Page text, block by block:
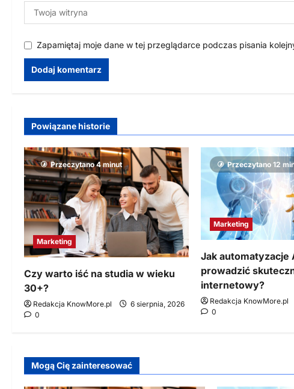
Zapamiętaj moje dane w tej przeglądarce podczas pisania
Powiązane historie
Przeczytano 4 minut
Marketing
Czy warto iść na studia w wieku
30+?
Redakcja KnowMore.pl
6 sierpnia, 2026
0
Przeczytano 12
Marketing
Jak automatyzacje
prowadzić
internetowy?
Redakcja KnowMore.pl
0
Mogą Cię zainteresować